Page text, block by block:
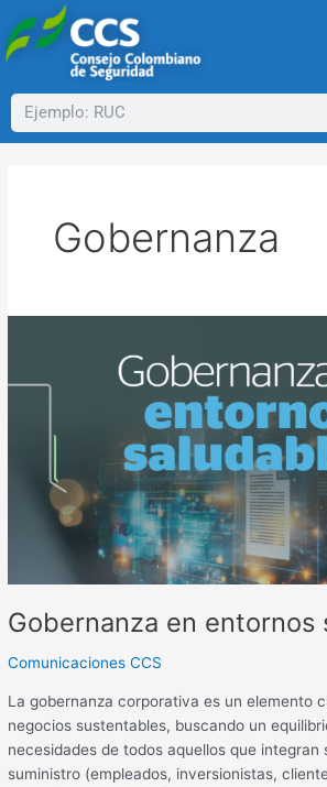
al
contenido
Buscar
Gobernanza
Gobernanza en entornos
Comunicaciones CCS
La gobernanza corporativa es un elemento
negocios sustentables, buscando un
necesidades de todos aquellos que integran
suministro (empleados, inversionistas,